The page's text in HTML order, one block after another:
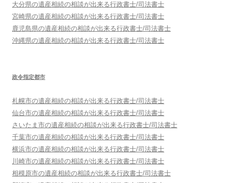
大分県の遺産相続の相談が出来る行政書士/司法書士
宮崎県の遺産相続の相談が出来る行政書士/司法書士
鹿児島県の遺産相続の相談が出来る行政書士/司法書士
沖縄県の遺産相続の相談が出来る行政書士/司法書士
政令指定都市
札幌市の遺産相続の相談が出来る行政書士/司法書士
仙台市の遺産相続の相談が出来る行政書士/司法書士
さいたま市の遺産相続の相談が出来る行政書士/司法書士
千葉市の遺産相続の相談が出来る行政書士/司法書士
横浜市の遺産相続の相談が出来る行政書士/司法書士
川崎市の遺産相続の相談が出来る行政書士/司法書士
相模原市の遺産相続の相談が出来る行政書士/司法書士